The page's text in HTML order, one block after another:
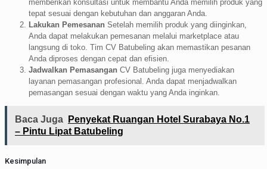
memberikan konsultasi untuk membantu Anda memilih produk yang
tepat sesuai dengan kebutuhan dan anggaran Anda.
Lakukan Pemesanan Setelah memilih produk yang diinginkan,
Anda dapat melakukan pemesanan melalui marketplace atau
langsung di toko. Tim CV Batubeling akan memastikan pesanan
Anda diproses dengan cepat dan efisien.
Jadwalkan Pemasangan CV Batubeling juga menyediakan
layanan pemasangan profesional. Anda dapat menjadwalkan
pemasangan sesuai dengan waktu yang Anda inginkan.
Baca Juga
Penyekat Ruangan Hotel Surabaya No.1
– Pintu Lipat Batubeling
Kesimpulan